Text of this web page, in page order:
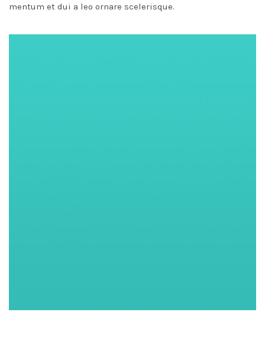
mentum et dui a leo ornare scelerisque.